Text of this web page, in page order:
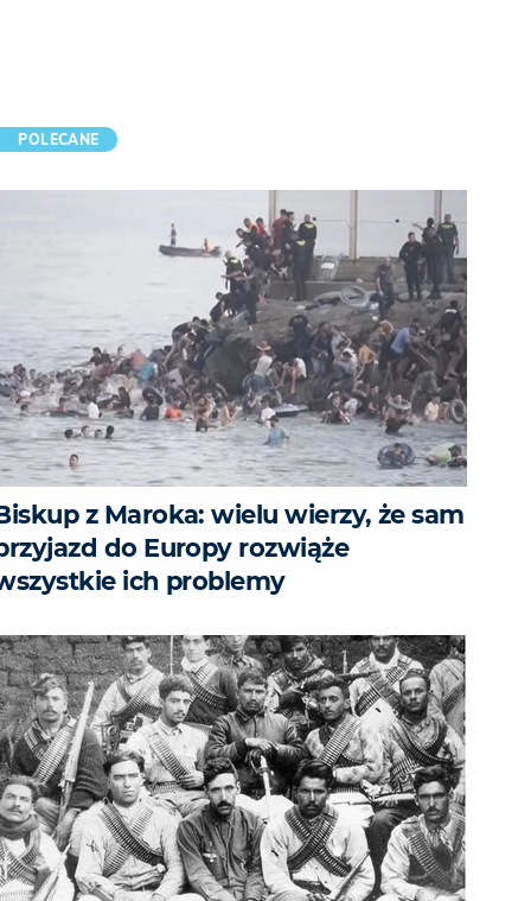
POLECANE
z Maroka: wielu wierzy, że sam
do Europy rozwiąże
ich problemy